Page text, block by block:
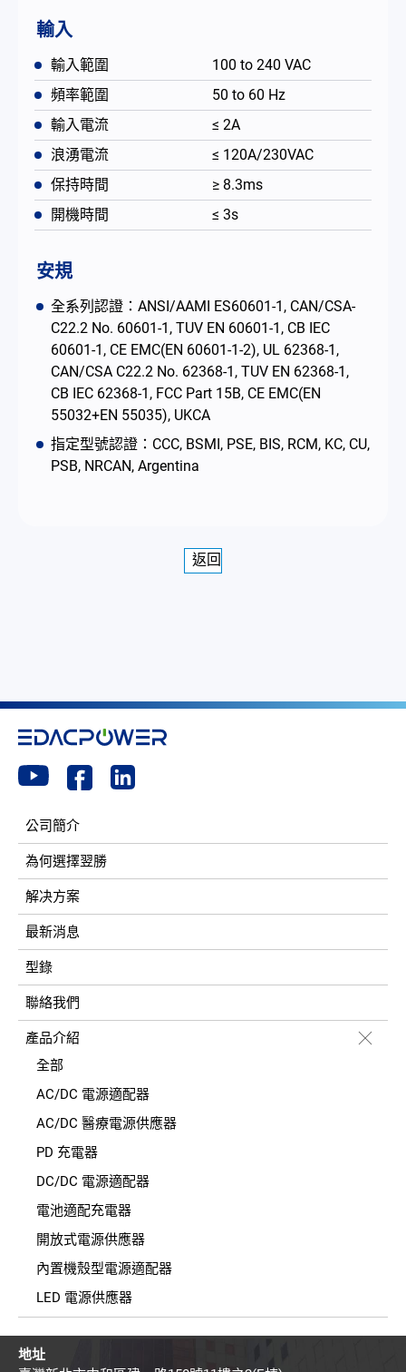
輸入
輸入範圍
100 to 240 VAC
頻率範圍
50 to 60 Hz
輸入電流
≤ 2A
浪湧電流
≤ 120A/230VAC
保持時間
≥ 8.3ms
開機時間
≤ 3s
安規
全系列認證：ANSI/AAMI ES60601-1, CAN/CSA-
C22.2 No. 60601-1, TUV EN 60601-1, CB IEC
60601-1, CE EMC(EN 60601-1-2), UL 62368-1,
CAN/CSA C22.2 No. 62368-1, TUV EN 62368-1,
CB IEC 62368-1, FCC Part 15B, CE EMC(EN
55032+EN 55035), UKCA
指定型號認證：CCC, BSMI, PSE, BIS, RCM, KC, CU,
PSB, NRCAN, Argentina
返回
公司簡介
為何選擇翌勝
解决方案
最新消息
型錄
聯絡我們
產品介紹
全部
AC/DC 電源適配器
AC/DC 醫療電源供應器
PD 充電器
DC/DC 電源適配器
電池適配充電器
開放式電源供應器
內置機殼型電源適配器
LED 電源供應器
地址